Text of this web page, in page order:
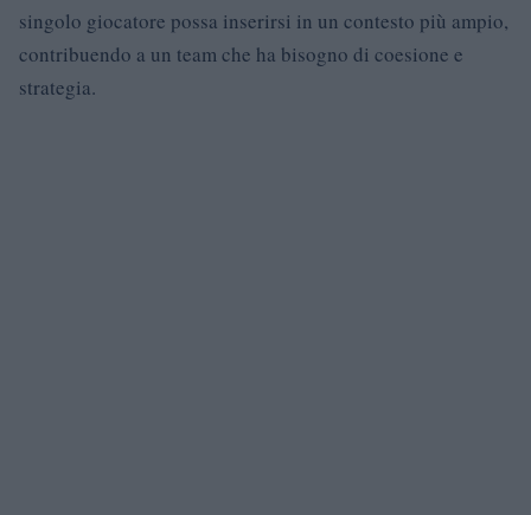
singolo giocatore possa inserirsi in un contesto più ampio,
contribuendo a un team che ha bisogno di coesione e
strategia.